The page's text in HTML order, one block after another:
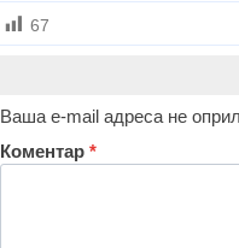
67
Ваша e-mail адреса не
Коментар *